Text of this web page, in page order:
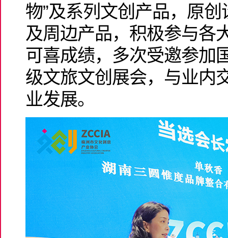
物”及系列文创产品，原创
及周边产品，积极参与各
可喜成绩，多次受邀参加
级文旅文创展会，与业内
业发展。